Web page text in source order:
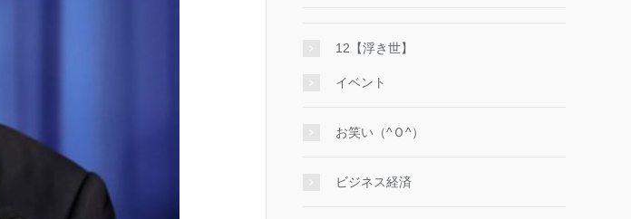
12【浮き世】
イベント
お笑い（^Ｏ^）
ビジネス経済